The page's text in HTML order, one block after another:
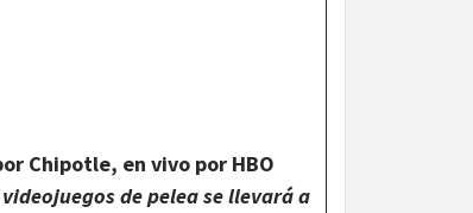
Chipotle, en vivo por HBO
de pelea se llevará a